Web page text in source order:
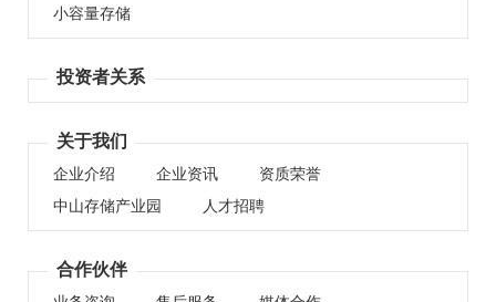
小容量存储
投资者关系
关于我们
企业介绍 企业资讯
资质荣誉
中山存储产业园
人才招聘
合作伙伴